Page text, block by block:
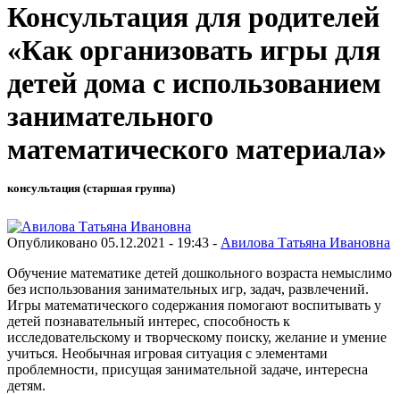
Консультация для родителей
«Как организовать игры для
детей дома с использованием
занимательного
математического материала»
консультация (старшая группа)
Опубликовано 05.12.2021 - 19:43 - Авилова Татьяна Ивановна
Обучение математике детей дошкольного возраста немыслимо
без использования занимательных игр, задач, развлечений.
Игры математического содержания помогают воспитывать у
детей познавательный интерес, способность к
исследовательскому и творческому поиску, желание и умение
учиться. Необычная игровая ситуация с элементами
проблемности, присущая занимательной задаче, интересна
детям.